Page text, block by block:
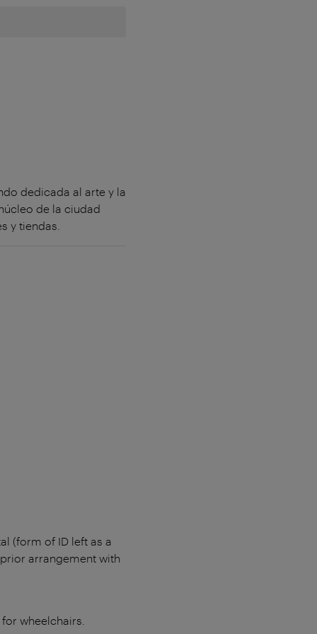
dedicada al arte y la
de la ciudad
y tiendas.
(form of ID left as a
arrangement with
wheelchairs.